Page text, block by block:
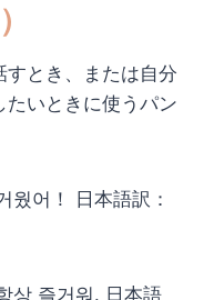
とき、または自分
いときに使うパン
웠어！ 日本語訳：
상 즐거워. 日本語